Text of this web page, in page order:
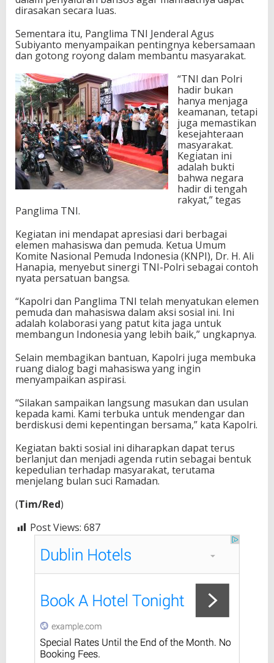
dirasakan secara luas.
Sementara itu, Panglima TNI Jenderal Agus
Subiyanto menyampaikan pentingnya kebersamaan
dan gotong royong dalam membantu masyarakat.
“TNI dan Polri
hadir bukan
hanya menjaga
keamanan, tetapi
juga memastikan
kesejahteraan
masyarakat.
Kegiatan ini
adalah bukti
bahwa negara
hadir di tengah
rakyat,” tegas
Panglima TNI.
Kegiatan ini mendapat apresiasi dari berbagai
elemen mahasiswa dan pemuda. Ketua Umum
Komite Nasional Pemuda Indonesia (KNPI), Dr. H. Ali
Hanapia, menyebut sinergi TNI-Polri sebagai contoh
nyata persatuan bangsa.
“Kapolri dan Panglima TNI telah menyatukan elemen
pemuda dan mahasiswa dalam aksi sosial ini. Ini
adalah kolaborasi yang patut kita jaga untuk
membangun Indonesia yang lebih baik,” ungkapnya.
Selain membagikan bantuan, Kapolri juga membuka
ruang dialog bagi mahasiswa yang ingin
menyampaikan aspirasi.
“Silakan sampaikan langsung masukan dan usulan
kepada kami. Kami terbuka untuk mendengar dan
berdiskusi demi kepentingan bersama,” kata Kapolri.
Kegiatan bakti sosial ini diharapkan dapat terus
berlanjut dan menjadi agenda rutin sebagai bentuk
kepedulian terhadap masyarakat, terutama
menjelang bulan suci Ramadan.
(Tim/Red)
Post Views: 687